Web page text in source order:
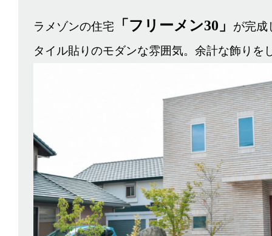
ラメゾンの住宅 「フリーメン30」
が完成
タイル貼りのモダンな雰囲気。余計な飾りを